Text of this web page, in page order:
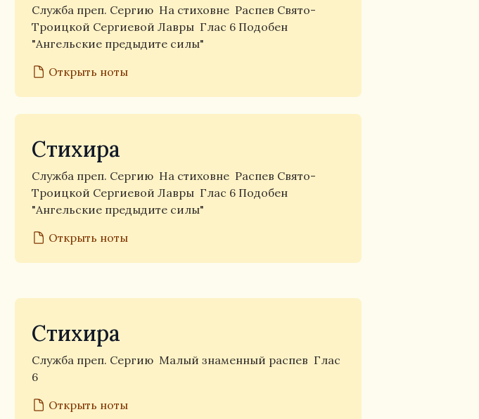
Служба преп. Сергию На стиховне Распев Свято-
Троицкой Сергиевой Лавры Глас 6 Подобен
"Ангельские предыдите силы"
Открыть ноты
Стихира
Служба преп. Сергию На стиховне Распев Свято-
Троицкой Сергиевой Лавры Глас 6 Подобен
"Ангельские предыдите силы"
Открыть ноты
Стихира
Служба преп. Сергию Малый знаменный распев Глас
6
Открыть ноты